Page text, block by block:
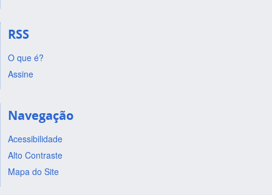
RSS
O que é?
Assine
Navegação
Acessibilidade
Alto Contraste
Mapa do Site